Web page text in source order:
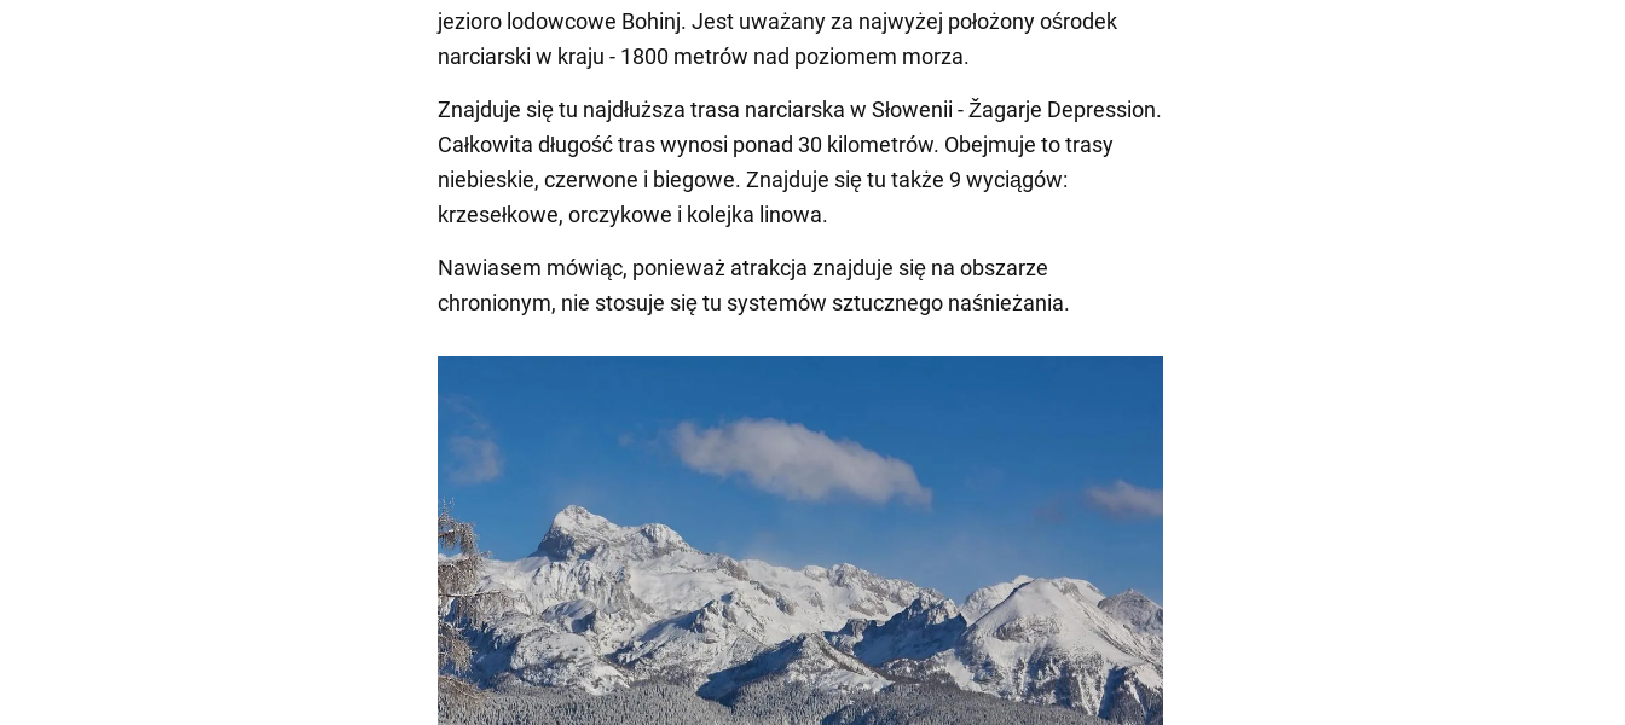
jezioro lodowcowe Bohinj. Jest uważany za najwyżej położony ośrodek
narciarski w kraju - 1800 metrów nad poziomem morza.
Znajduje się tu najdłuższa trasa narciarska w Słowenii - Žagarje Depression.
Całkowita długość tras wynosi ponad 30 kilometrów. Obejmuje to trasy
niebieskie, czerwone i biegowe. Znajduje się tu także 9 wyciągów:
krzesełkowe, orczykowe i kolejka linowa.
Nawiasem mówiąc, ponieważ atrakcja znajduje się na obszarze
chronionym, nie stosuje się tu systemów sztucznego naśnieżania.